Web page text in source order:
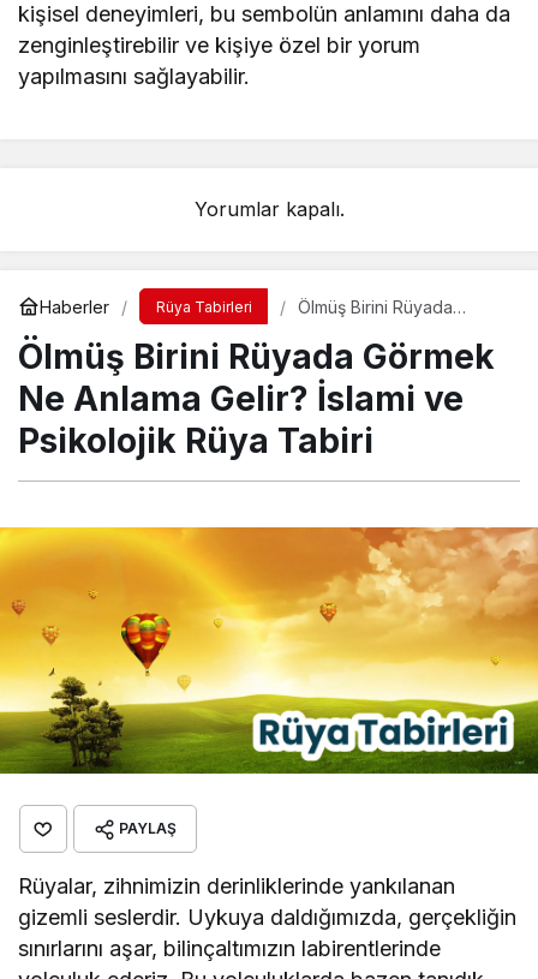
kişisel deneyimleri, bu sembolün anlamını daha da
zenginleştirebilir ve kişiye özel bir yorum
yapılmasını sağlayabilir.
Yorumlar kapalı.
Haberler Rüya Tabirleri
Ölmüş Birini Rüyada
İslami ve Psikolojik Rüya
Tabiri
Ölmüş Birini Rüyada Görmek
Ne Anlama Gelir? İslami ve
Psikolojik Rüya Tabiri
PAYLAŞ
Rüyalar, zihnimizin derinliklerinde yankılanan
gizemli seslerdir. Uykuya daldığımızda, gerçekliğin
sınırlarını aşar, bilinçaltımızın labirentlerinde